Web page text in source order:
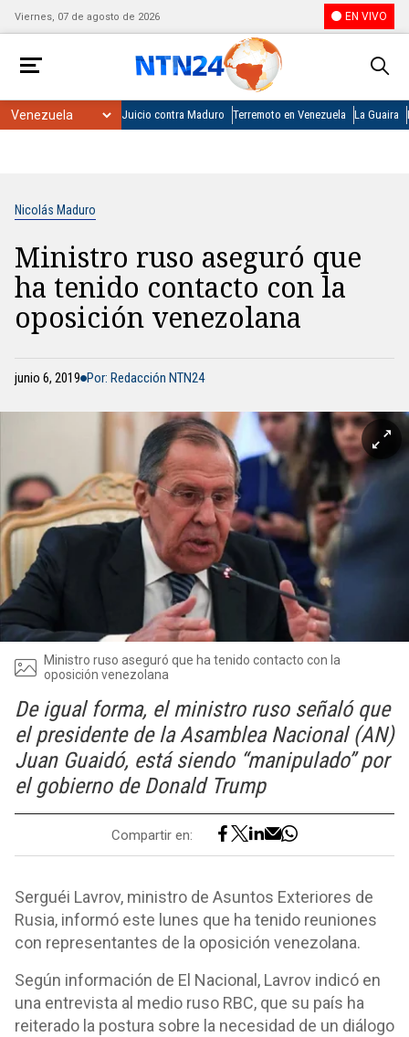
Viernes, 07 de agosto de 2026 EN VIVO
Juicio contra Maduro Terremoto en Venezuela La Guaira
Nicolás Maduro
Ministro ruso aseguró que
ha tenido contacto con la
oposición venezolana
junio 6, 2019 Por: Redacción NTN24
Ministro ruso aseguró que ha tenido contacto con la
oposición venezolana
De igual forma, el ministro ruso señaló que
el presidente de la Asamblea Nacional (AN)
Juan Guaidó, está siendo “manipulado” por
el gobierno de Donald Trump
Compartir en:
Serguéi Lavrov, ministro de Asuntos Exteriores de
Rusia, informó este lunes que ha tenido reuniones
con representantes de la oposición venezolana.
Según información de El Nacional, Lavrov indicó en
una entrevista al medio ruso RBC, que su país ha
reiterado la postura sobre la necesidad de un diálogo